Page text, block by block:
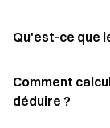
Qu'est-ce que
Comment
déduire ?